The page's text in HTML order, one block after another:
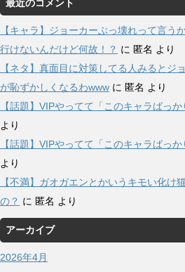
最近のコメント
【キャラ】ジョーカーぶっ壊れって言う
行けないんだけど何故！？ に 匿名 より
【ネタ】真面目に対策してる人みるとジ
が恥ずかしくなるわwww に 匿名 より
【話題】VIPやってて「このキャラばっ
より
【話題】VIPやってて「このキャラばっ
より
【不満】ガオガエンとかいうキモい化け
の？ に 匿名 より
アーカイブ
2026年4月